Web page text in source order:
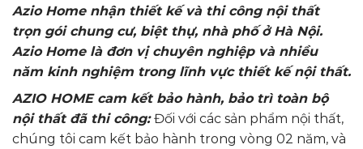
Azio Home nhận thiết kế và thi công nội thất
trọn gói chung cư, biệt thự, nhà phố ở Hà Nội.
Azio Home là đơn vị chuyên nghiệp và nhiều
năm kinh nghiệm trong lĩnh vực thiết kế nội thất.
AZIO HOME cam kết bảo hành, bảo trì toàn bộ
nội thất đã thi công:Đối với các sản phẩm nội thất,
chúng tôi cam kết bảo hành trong vòng 02 năm, và